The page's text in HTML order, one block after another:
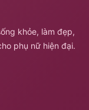
khỏe, làm đẹp,
phụ nữ hiện đại.